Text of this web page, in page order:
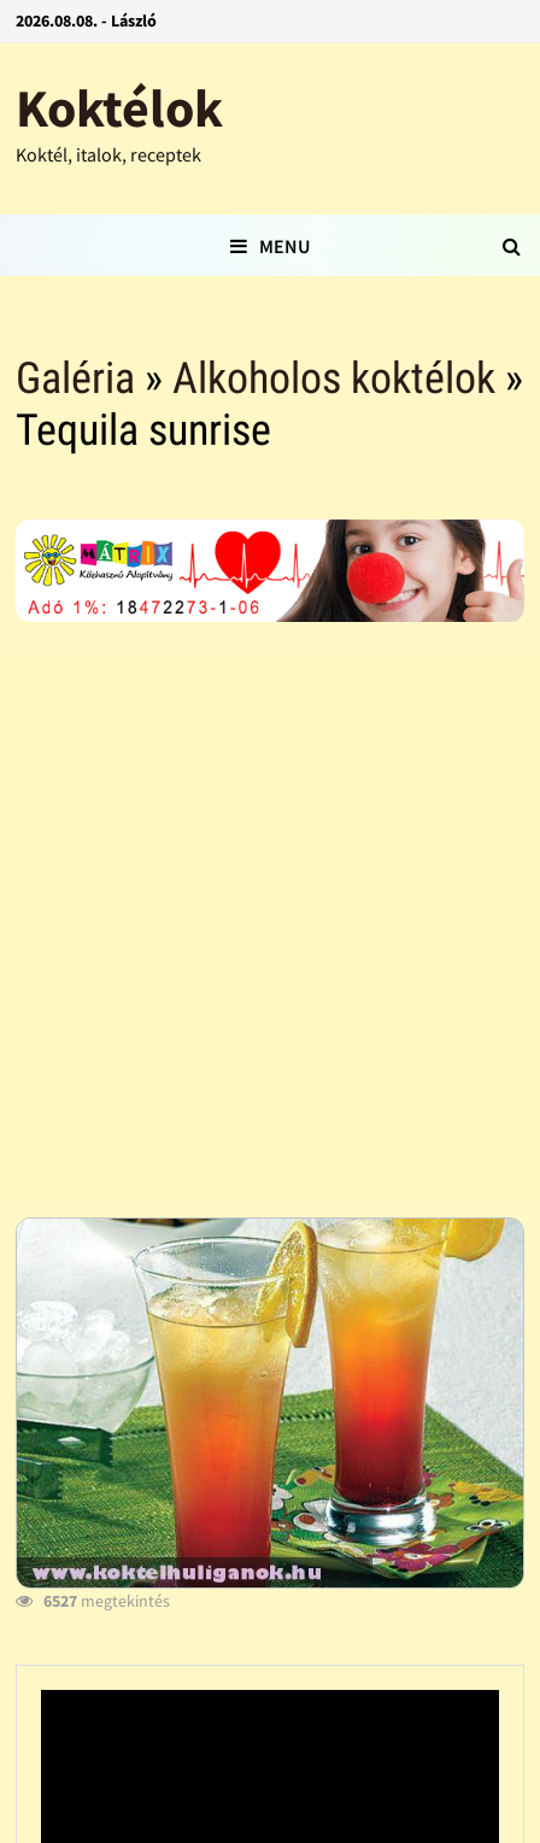
2026.08.08. - László
Koktélok
Koktél, italok, receptek
MENU
Galéria » Alkoholos koktélok»
Tequila sunrise
6527megtekintés